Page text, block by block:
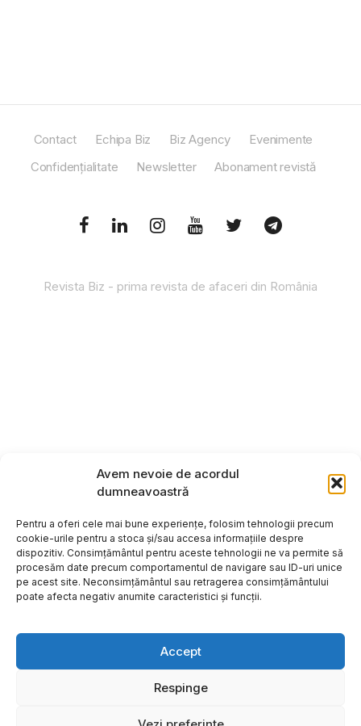
Avem nevoie de acordul
dumneavoastră
Pentru a oferi cele mai bune experiențe, folosim tehnologii precum
cookie-urile pentru a stoca și/sau accesa informațiile despre
dispozitiv. Consimțământul pentru aceste tehnologii ne va permite să
procesăm date precum comportamentul de navigare sau ID-uri unice
pe acest site. Neconsimțământul sau retragerea consimțământului
poate afecta negativ anumite caracteristici și funcții.
Accept
Respinge
Contact Echipa Biz Biz Agency
Evenimente
Confidențialitate
Newsletter Abonament revistă
Revista Biz - prima revista de afaceri din România
Copyright ©2026